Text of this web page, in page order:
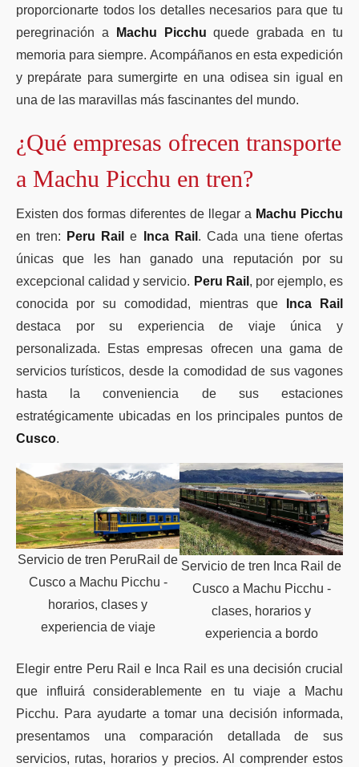
proporcionarte todos los detalles necesarios para que tu
peregrinación a
Machu Picchu quede grabada en tu
memoria para siempre. Acompáñanos en esta expedición
y prepárate para sumergirte en una odisea sin igual en
una de las maravillas más fascinantes del mundo.
¿Qué empresas ofrecen transporte
a Machu Picchu en tren?
Existen dos formas diferentes de llegar a Machu Picchu
en tren:
Peru Rail e Inca Rail . Cada una tiene ofertas
únicas que les han ganado una reputación por su
excepcional calidad y servicio. Peru Rail , por ejemplo, es
conocida por su comodidad, mientras que
Inca Rail
destaca por su experiencia de viaje única y
personalizada. Estas empresas ofrecen una gama de
servicios turísticos, desde la comodidad de sus vagones
hasta la conveniencia de sus estaciones
estratégicamente ubicadas en los principales puntos de
Cusco.
Servicio de tren PeruRail de
Cusco a Machu Picchu -
horarios, clases y
experiencia de viaje
Servicio de tren Inca Rail de
Cusco a Machu Picchu -
clases, horarios y
experiencia a bordo
Elegir entre Peru Rail e Inca Rail es una decisión crucial
que influirá considerablemente en tu viaje a Machu
Picchu. Para ayudarte a tomar una decisión informada,
presentamos una comparación detallada de sus
servicios, rutas, horarios y precios. Al comprender estos